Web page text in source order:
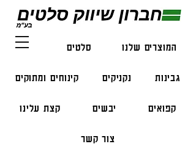
המוצרים שלנו סלטים דגים
גבינות נקניקים קינוחים ומתוקים
קפואים יבשים קצת עלינו
צור קשר